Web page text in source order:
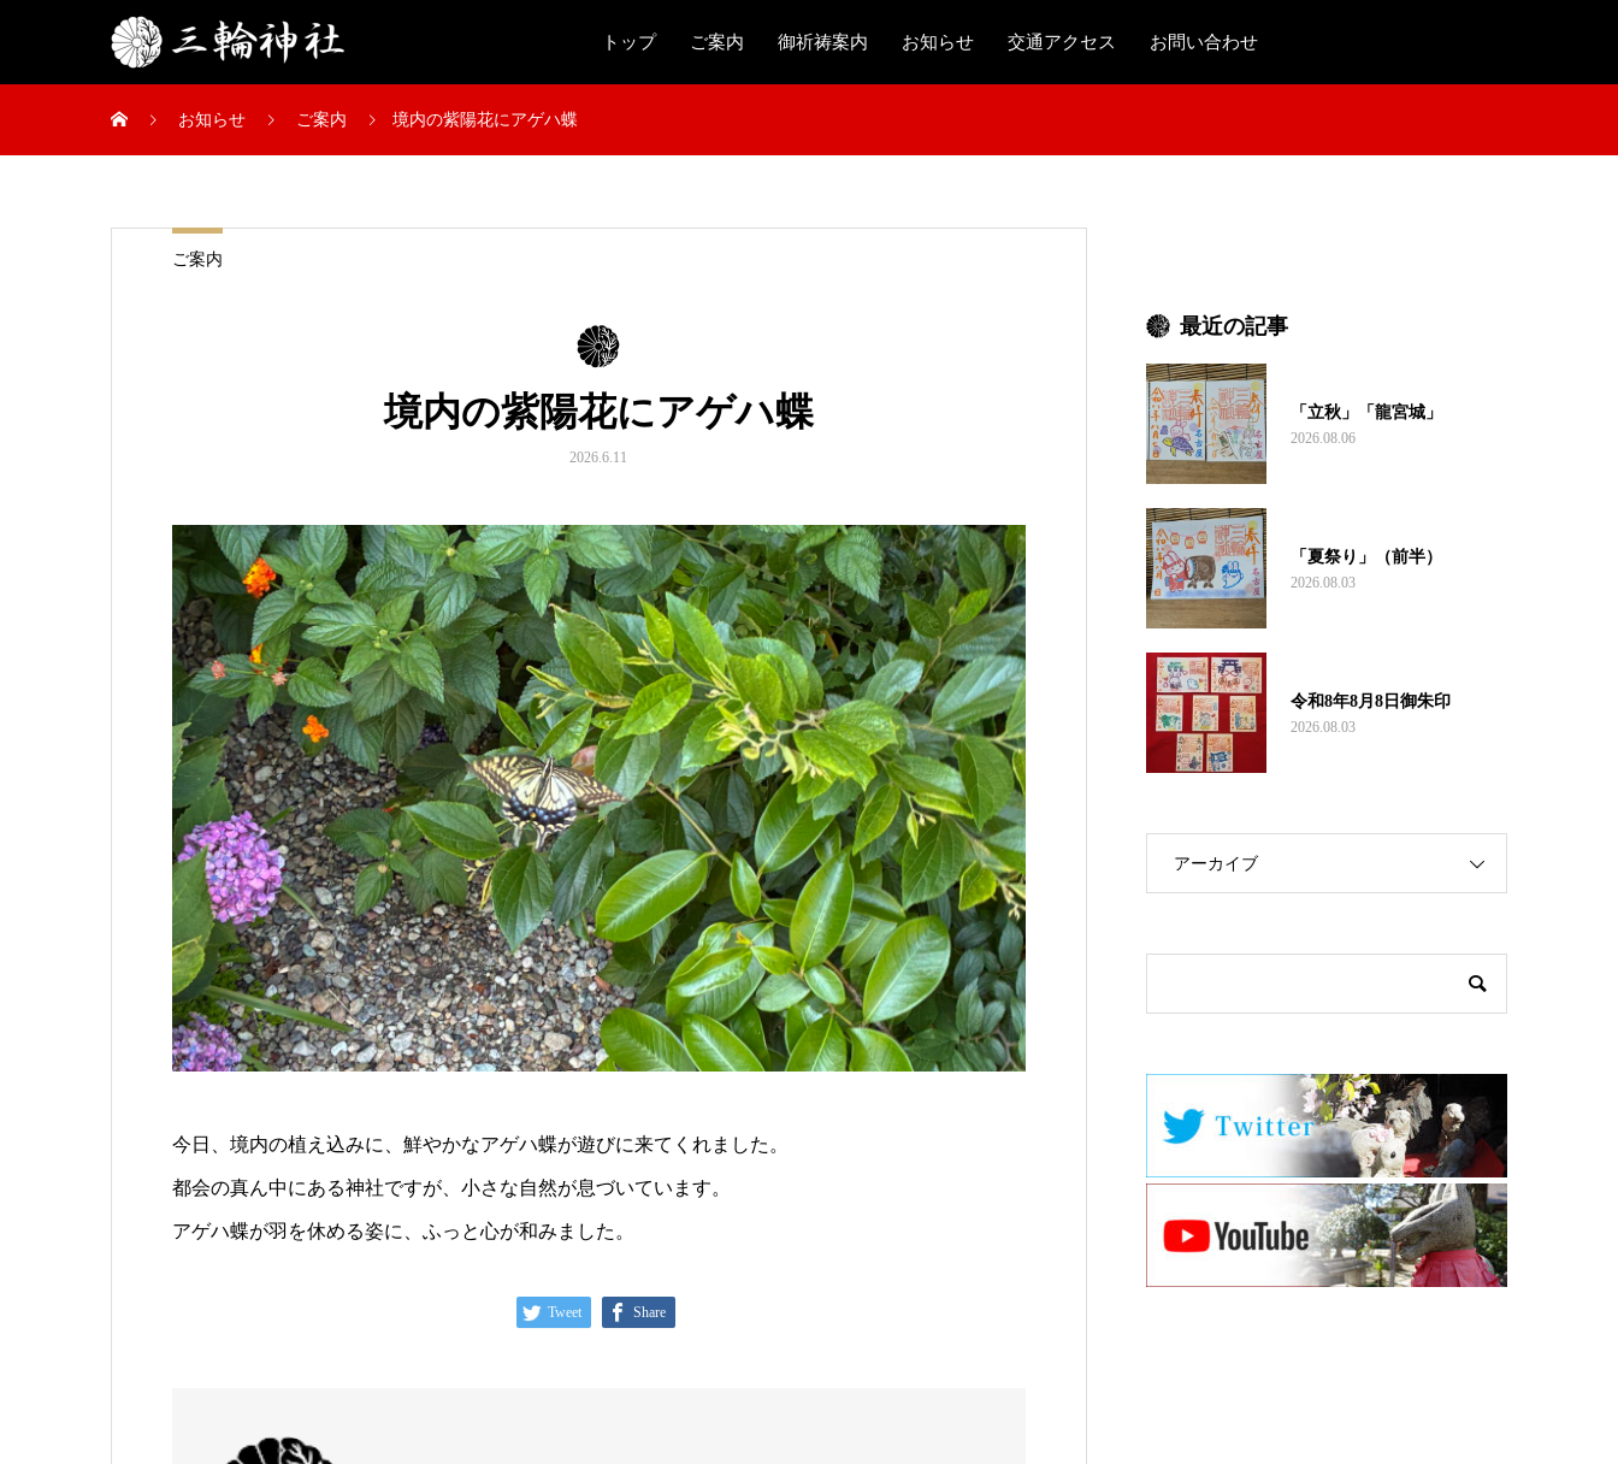
トップ ご案内 御祈祷案内 お知らせ 交通アクセス お問い合わせ
お知らせ ご案内 境内の紫陽花にアゲハ蝶
ご案内
境内の紫陽花にアゲハ蝶
2026.6.11
今日、境内の植え込みに、鮮やかなアゲハ蝶が遊びに来てくれました。
都会の真ん中にある神社ですが、小さな自然が息づいています。
アゲハ蝶が羽を休める姿に、ふっと心が和みました。
Tweet Share
最近の記事
「立秋」「龍宮城」
2026.08.06
「夏祭り」（前半）
2026.08.03
令和8年8月8日御朱印
2026.08.03
アーカイブ